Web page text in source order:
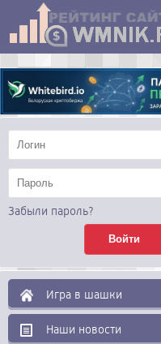
Забыли пароль?
Игра в шашки
Наши новости